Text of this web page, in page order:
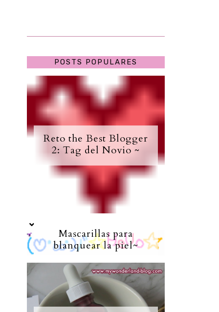
POSTS POPULARES
Reto the Best Blogger
2: Tag del Novio ~
Mascarillas para
blanquear la piel~